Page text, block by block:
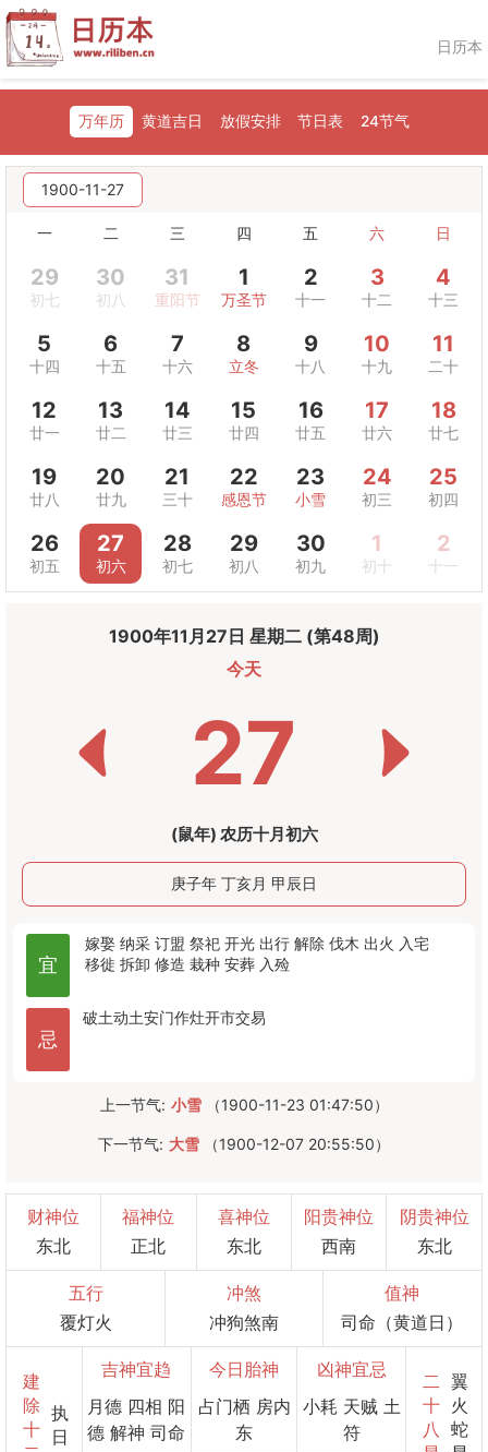
日历本
万年历 黄道吉日 放假安排 节日表 24节气
1900-11-27
一 二 三 四 五 六 日
29
初七
30
初八
31
重阳节
1
万圣节
2
十一
3
十二
4
十三
5
十四
6
十五
7
十六
8
立冬
9
十八
10
十九
11
二十
12
廿一
13
廿二
14
廿三
15
廿四
16
廿五
17
廿六
18
廿七
19
廿八
20
廿九
21
三十
22
感恩节
23
小雪
24
初三
25
初四
26
初五
27
初六
28
初七
29
初八
30
初九
1
初十
2
十一
1900年11月27日 星期二 (第48周)
今天
27
(鼠年) 农历十月初六
庚子年 丁亥月 甲辰日
宜
嫁娶 纳采 订盟 祭祀 开光 出行 解除 伐木 出火 入宅
移徙 拆卸 修造 栽种 安葬 入殓
忌
破土动土安门作灶开市交易
上一节气: 小雪 （1900-11-23 01:47:50）
下一节气: 大雪 （1900-12-07 20:55:50）
财神位
东北
福神位
正北
喜神位
东北
阳贵神位
西南
阴贵神位
东北
五行
覆灯火
冲煞
冲狗煞南
值神
司命（黄道日）
建
除
十
执
日
吉神宜趋
月德 四相 阳
德 解神 司命
今日胎神
占门栖 房内
东
凶神宜忌
小耗 天贼 土
符
二
十
八
翼
火
蛇